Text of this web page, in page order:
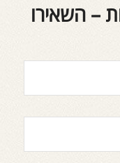
– השאירו